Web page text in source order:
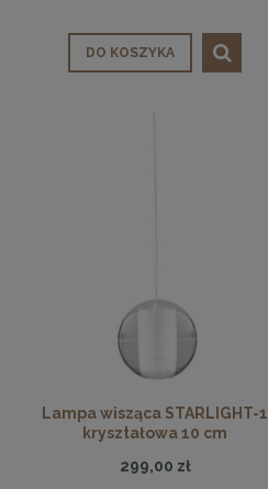
DO KOSZYKA
Lampa wisząca STARLIGHT-1
kryształowa 10 cm
299,00 zł